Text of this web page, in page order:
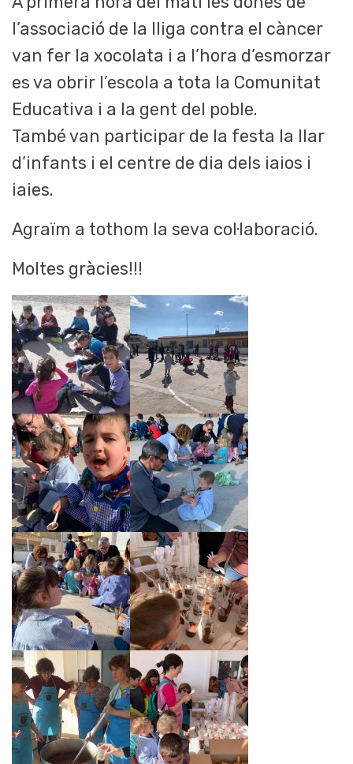
l’associació de la lliga contra el càncer
van fer la xocolata i a l’hora d’esmorzar
es va obrir l’escola a tota la Comunitat
Educativa i a la gent del poble.
També van participar de la festa la llar
d’infants i el centre de dia dels iaios i
iaies.
Agraïm a tothom la seva col·laboració.
Moltes gràcies!!!